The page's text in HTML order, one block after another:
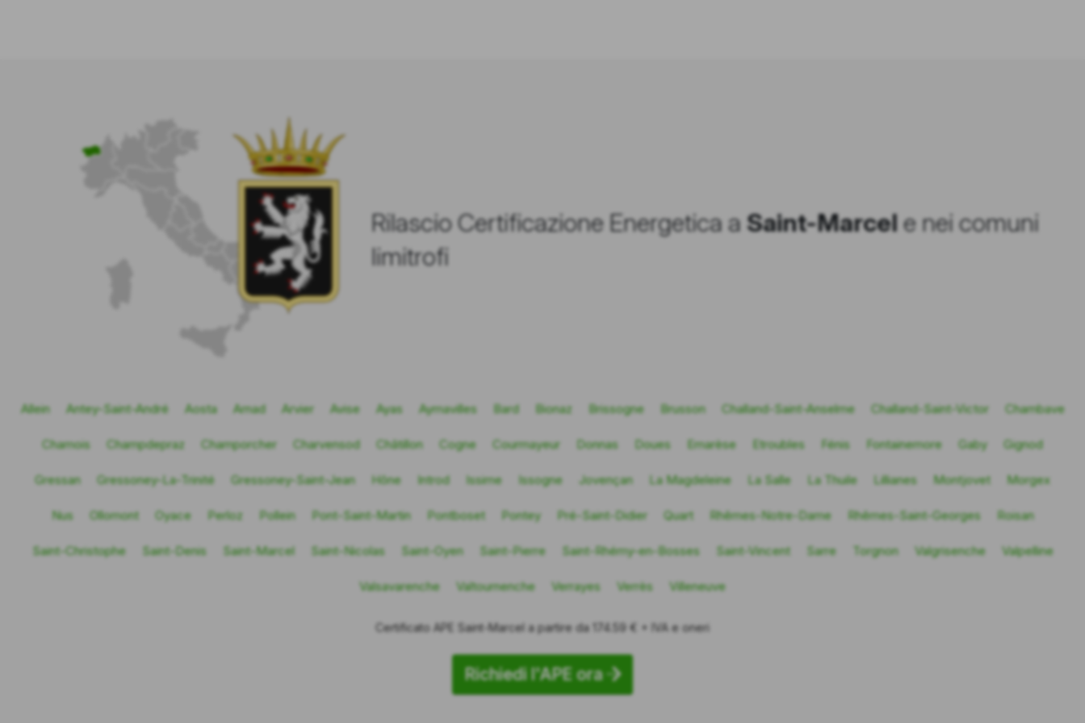
Rilascio Certificazione Energetica aSaint-Marcele nei comuni
limitrofi
Allein Antey-Saint-André Aosta Arnad Arvier Avise Ayas Aymavilles Bard Bionaz Brissogne Brusson Challand-Saint-Anselme Challand-Saint-Victor Chambave
Chamois Champdepraz Champorcher Charvensod Châtillon Cogne Courmayeur Donnas Doues Emarèse Etroubles Fénis Fontainemore Gaby Gignod
Gressan Gressoney-La-Trinité Gressoney-Saint-Jean Hône Introd Issime Issogne Jovençan La Magdeleine La Salle La Thuile Lillianes Montjovet Morgex
Nus Ollomont Oyace Perloz Pollein Pont-Saint-Martin Pontboset Pontey Pré-Saint-Didier Quart Rhêmes-Notre-Dame Rhêmes-Saint-Georges Roisan
Saint-Christophe Saint-Denis Saint-Marcel Saint-Nicolas Saint-Oyen Saint-Pierre Saint-Rhémy-en-Bosses Saint-Vincent Sarre Torgnon Valgrisenche Valpelline
Valsavarenche Valtournenche Verrayes Verrès Villeneuve
Certificato APE Saint-Marcel a partire da 174.59 € + IVA e oneri
Richiedi l'APE ora